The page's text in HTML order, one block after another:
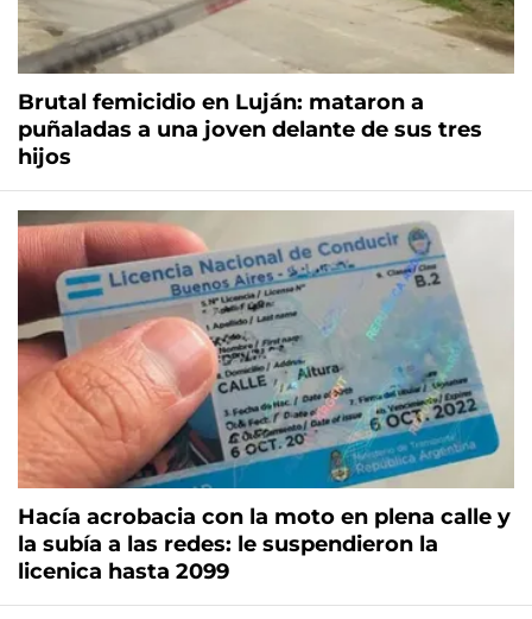
Brutal femicidio en Luján: mataron a
puñaladas a una joven delante de sus tres
hijos
Hacía acrobacia con la moto en plena calle y
la subía a las redes: le suspendieron la
licenica hasta 2099